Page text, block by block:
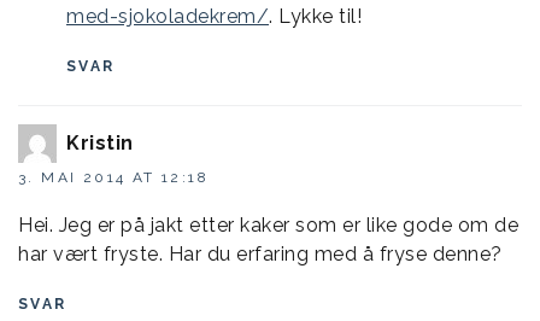
med-sjokoladekrem/. Lykke til!
SVAR
Kristin
3. MAI 2014 AT 12:18
Hei. Jeg er på jakt etter kaker som er like gode om de
har vært fryste. Har du erfaring med å fryse denne?
SVAR